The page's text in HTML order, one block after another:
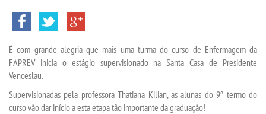
INSCREVA-SE
SEGUNDA GRADUAÇÃO
MATRÍCULA
É com grande alegria que mais uma turma do curso de Enfermagem da
FAPREV inicia o estágio supervisionado na Santa Casa de Presidente
Venceslau.
Supervisionadas pela professora Thatiana Kilian, as alunas do 9º termo do
curso vão dar início a esta etapa tão importante da graduação!